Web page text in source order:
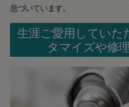
息づいています。
生涯ご愛用していた
タマイズや修